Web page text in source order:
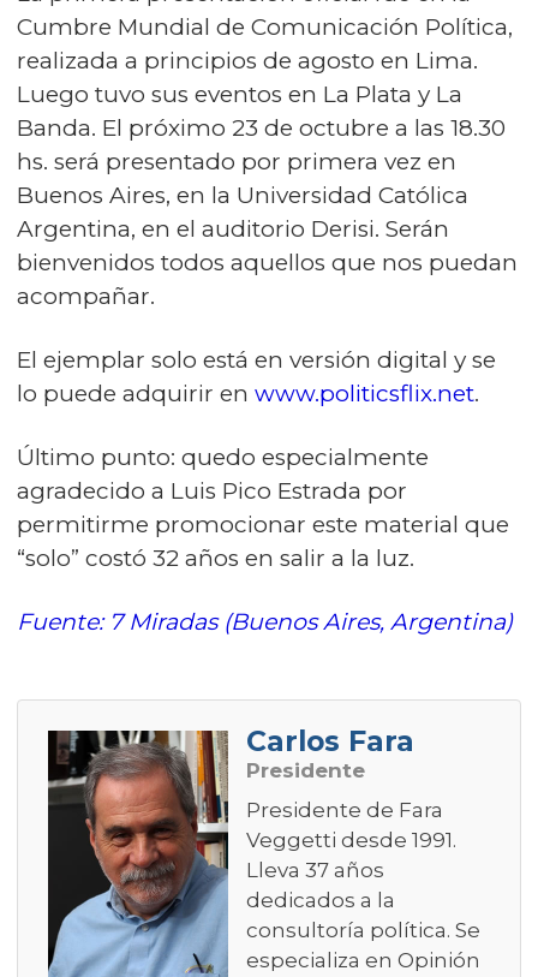
Cumbre Mundial de Comunicación Política,
realizada a principios de agosto en Lima.
Luego tuvo sus eventos en La Plata y La
Banda. El próximo 23 de octubre a las 18.30
hs. será presentado por primera vez en
Buenos Aires, en la Universidad Católica
Argentina, en el auditorio Derisi. Serán
bienvenidos todos aquellos que nos puedan
acompañar.
El ejemplar solo está en versión digital y se
lo puede adquirir en www.politicsflix.net.
Último punto: quedo especialmente
agradecido a Luis Pico Estrada por
permitirme promocionar este material que
“solo” costó 32 años en salir a la luz.
Fuente: 7 Miradas (Buenos Aires, Argentina)
Carlos Fara
Presidente
Presidente de Fara
Veggetti desde 1991.
Lleva 37 años
dedicados a la
consultoría política. Se
especializa en Opinión